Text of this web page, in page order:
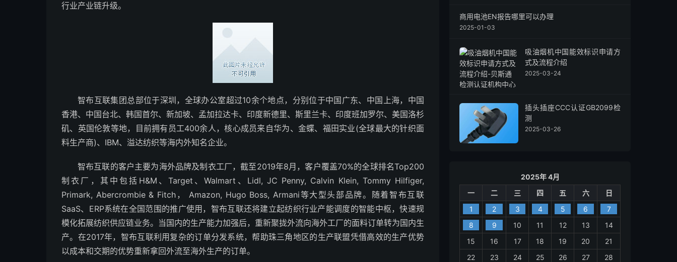
行业产业链升级。
智布互联集团总部位于深圳，全球办公室超过10余个地点，分别位于中国广东、中国上海，中国
香港、中国台北、韩国首尔、新加坡、孟加拉达卡、印度新德里、斯里兰卡、印度班加罗尔、美国洛杉
矶、英国伦敦等地，目前拥有员工400余人，核心成员来自华为、金蝶、福田实业(全球最大的针织面
料生产商)、IBM、溢达纺织等海内外知名企业。
智布互联的客户主要为海外品牌及制衣工厂，截至2019年8月，客户覆盖70%的全球排名Top200
制衣厂，其中包括H&M、Target、Walmart、Lidl, JC Penny, Calvin Klein, Tommy Hilfiger,
Primark, Abercrombie & Fitch， Amazon, Hugo Boss, Armani等大型头部品牌。随着智布互联
SaaS、ERP系统在全国范围的推广使用，智布互联还将建立起纺织行业产能调度的智能中枢，快速规
模化拓展纺织供应链业务。当国内的生产能力加强后，重新聚拢外流向海外工厂的面料订单转为国内生
产。在2017年，智布互联利用复杂的订单分发系统，帮助珠三角地区的生产联盟凭借高效的生产优势
以成本和交期的优势重新拿回外流至海外生产的订单。
商用电池EN报告哪里可以办理
2025-01-03
吸油烟机中国能效标识申请方
式及流程介绍
2025-03-24
插头插座CCC认证GB2099检
测
2025-03-26
2025年 4月
一
二 三 四 五 六
日
1
2 3 4 5 6
7
8
9 10 11 12 13
14
15
16 17 18 19 20
21
22
23 24 25 26 27
28